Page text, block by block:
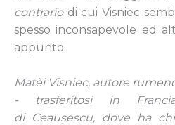
contrario di cui Visniec
spesso inconsapevole ed
appunto.
Matèi Visniec, autore
- trasferitosi in
di Ceaușescu, dove ha